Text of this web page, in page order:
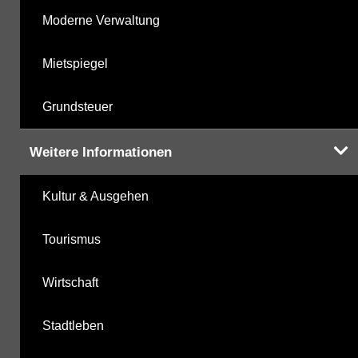
Moderne Verwaltung
Mietspiegel
Grundsteuer
Weitere Informationen
Kultur & Ausgehen
Tourismus
Wirtschaft
Stadtleben